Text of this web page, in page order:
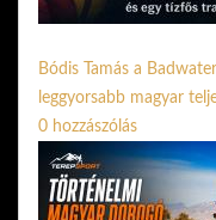
Bódis Tamás a
leggyorsabb magyar
0 hozzászólás